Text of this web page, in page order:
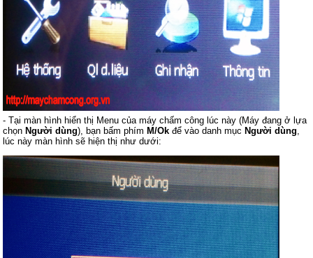
- Tại màn hình hiển thị Menu của máy chấm công lúc này (Máy đang ở lựa
chọn Người dùng), bạn bấm phím M/Ok để vào danh mục Người dùng,
lúc này màn hình sẽ hiện thị như dưới: